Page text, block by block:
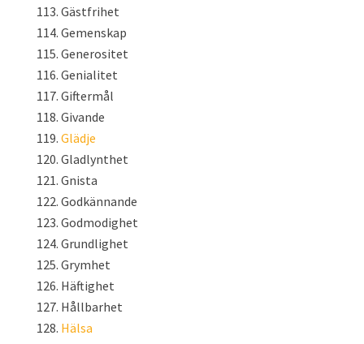
Gästfrihet
Gemenskap
Generositet
Genialitet
Giftermål
Givande
Glädje
Gladlynthet
Gnista
Godkännande
Godmodighet
Grundlighet
Grymhet
Häftighet
Hållbarhet
Hälsa